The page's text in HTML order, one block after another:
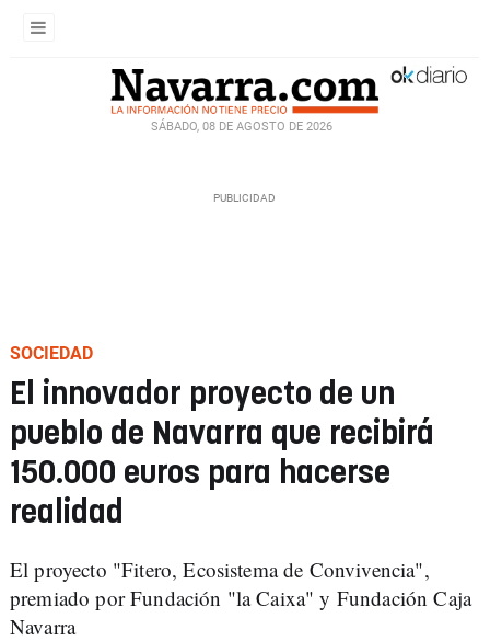
SÁBADO, 08 DE AGOSTO DE 2026
SOCIEDAD
El innovador proyecto de un
pueblo de Navarra que recibirá
150.000 euros para hacerse
realidad
El proyecto "Fitero, Ecosistema de Convivencia",
premiado por Fundación "la Caixa" y Fundación Caja
Navarra